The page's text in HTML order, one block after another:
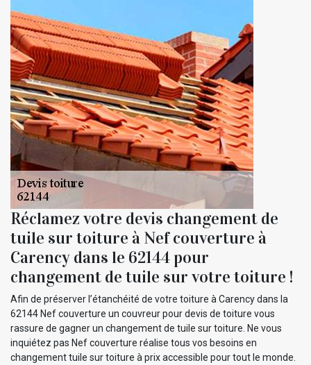
Réclamez votre devis changement de
tuile sur toiture à Nef couverture à
Carency dans le 62144 pour
changement de tuile sur votre toiture !
Afin de préserver l’étanchéité de votre toiture à Carency dans la
62144 Nef couverture un couvreur pour devis de toiture vous
rassure de gagner un changement de tuile sur toiture. Ne vous
inquiétez pas Nef couverture réalise tous vos besoins en
changement tuile sur toiture à prix accessible pour tout le monde.